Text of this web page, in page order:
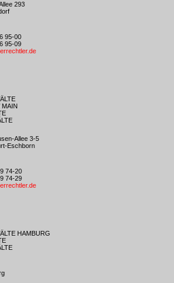
293
95-00
95-09
MAIN
Allee 3-5
Eschborn
74-20
74-29
HAMBURG